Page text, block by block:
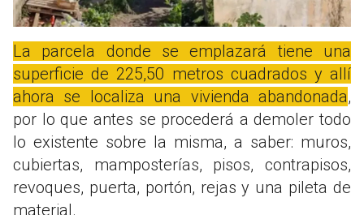
La parcela donde se emplazará tiene una
superficie de 225,50 metros cuadrados y allí
ahora se localiza una vivienda abandonada,
por lo que antes se procederá a demoler todo
lo existente sobre la misma, a saber: muros,
cubiertas, mamposterías, pisos, contrapisos,
revoques, puerta, portón, rejas y una pileta de
material.